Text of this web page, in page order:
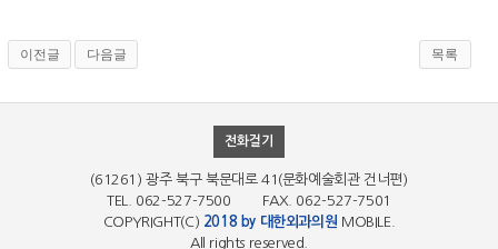
이전글 다음글 목록
전화걸기
(61261) 광주 북구 북문대로 41(문화예술회관 건너편)
TEL. 062-527-7500 FAX. 062-527-7501
COPYRIGHT(C) 2018 by 대한외과의원 MOBILE.
All rights reserved.